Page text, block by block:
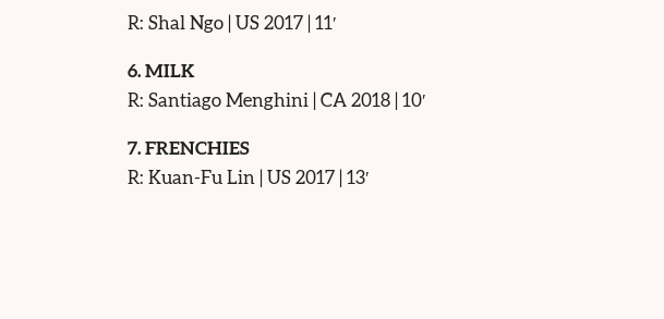
R: Shal Ngo | US 2017 | 11′
6. MILK
R: Santiago Menghini | CA 2018 | 10′
7. FRENCHIES
R: Kuan-Fu Lin | US 2017 | 13′